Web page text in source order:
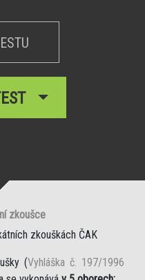
zkoušce
zkouškách ČAK
(Vyhláška č. 197/1996